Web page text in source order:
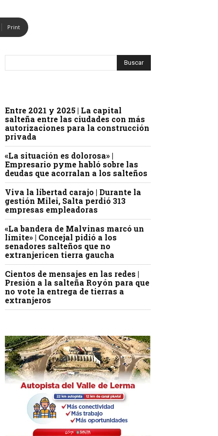
Print
Entre 2021 y 2025 | La capital
salteña entre las ciudades con más
autorizaciones para la construcción
privada
«La situación es dolorosa» |
Empresario pyme habló sobre las
deudas que acorralan a los salteños
Viva la libertad carajo | Durante la
gestión Milei, Salta perdió 313
empresas empleadoras
«La bandera de Malvinas marcó un
límite» | Concejal pidió a los
senadores salteños que no
extranjericen tierra gaucha
Cientos de mensajes en las redes |
Presión a la salteña Royón para que
no vote la entrega de tierras a
extranjeros